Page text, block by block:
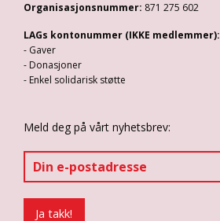
Organisasjonsnummer: 871 275 602
LAGs kontonummer (IKKE medlemmer):
- Gaver
- Donasjoner
- Enkel solidarisk støtte
Meld deg på vårt nyhetsbrev: